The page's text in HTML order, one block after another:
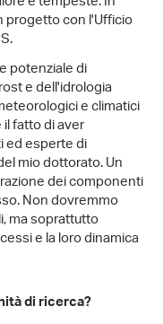
progetto con l'Ufficio
potenziale di
e dell'idrologia
e climatici
fatto di aver
esperte di
mio dottorato. Un
dei componenti
Non dovremmo
ma soprattutto
e la loro dinamica
di ricerca?